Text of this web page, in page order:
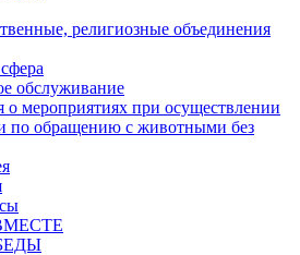
религиозные объединения
обслуживание
мероприятиях при осуществлении
по обращению с животными без